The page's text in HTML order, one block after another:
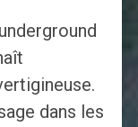
dans les